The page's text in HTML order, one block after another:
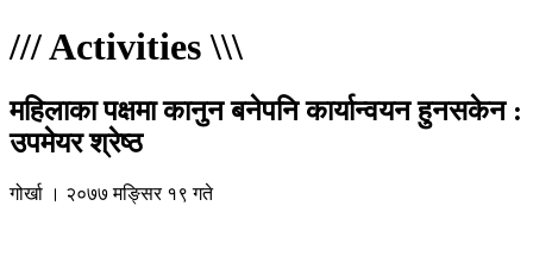
///Activities\\\
महिलाका पक्षमा कानुन बनेपनि कार्यान्वयन हुनसकेन :
उपमेयर श्रेष्ठ
गोर्खा । २०७७ मङ्सिर १९ गते